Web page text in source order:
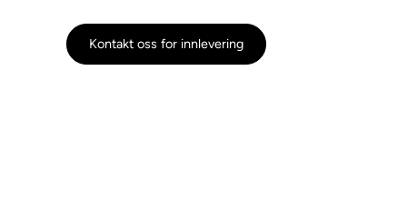
Kontakt oss for innlevering